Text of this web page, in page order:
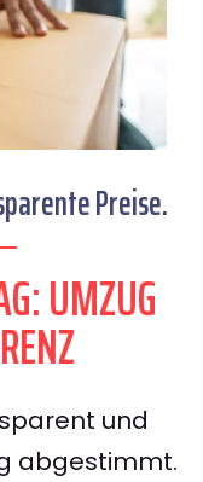
Preise.
UMZUG
und
abgestimmt.